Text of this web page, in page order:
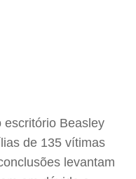
escritório Beasley
de 135 vítimas
levantam